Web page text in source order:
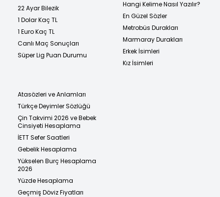
22 Ayar Bilezik
1 Dolar Kaç TL
1 Euro Kaç TL
Canlı Maç Sonuçları
Süper Lig Puan Durumu
Hangi Kelime Nasıl Yazılır?
En Güzel Sözler
Metrobüs Durakları
Marmaray Durakları
Erkek İsimleri
Kız İsimleri
Atasözleri ve Anlamları
Türkçe Deyimler Sözlüğü
Çin Takvimi 2026 ve Bebek
Cinsiyeti Hesaplama
İETT Sefer Saatleri
Gebelik Hesaplama
Yükselen Burç Hesaplama
2026
Yüzde Hesaplama
Geçmiş Döviz Fiyatları